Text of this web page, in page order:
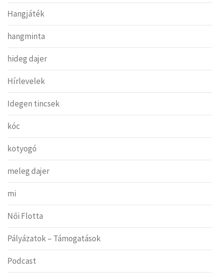
Hangjáték
hangminta
hideg dajer
Hírlevelek
Idegen tincsek
kóc
kotyogó
meleg dajer
mi
Női Flotta
Pályázatok – Támogatások
Podcast